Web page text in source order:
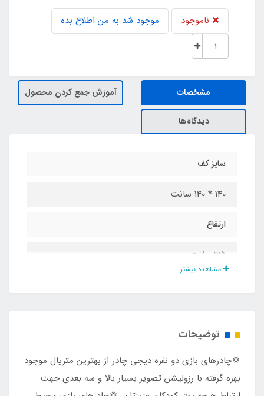
ناموجود موجود شد به من اطلاع بده
مشخصات آموزش جمع کردن محصول
دیدگاه‌ها
سایز کف
140 * 140 سانت
ارتفاع
125 سانت
دارد
مشاهده بیشتر
توضیحات
💢چادرهای بازی دو نفره دیجی چادر از بهترین متریال موجود
بهره گرفته با رزولیشن تصویر بسیار بالا و سه بعدی جهت